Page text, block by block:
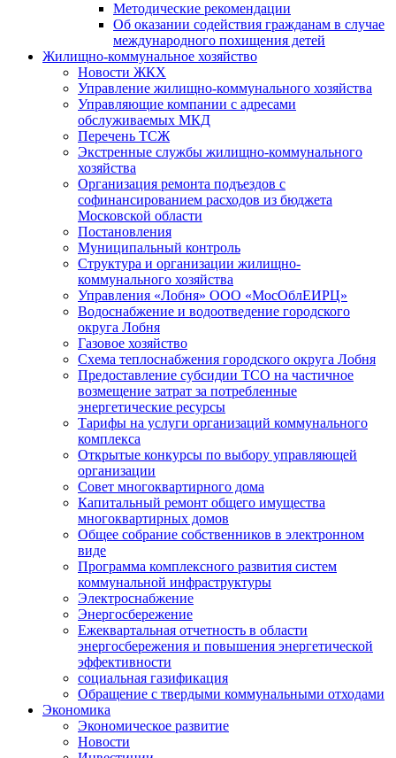
Методические рекомендации
Об оказании содействия гражданам в случае
международного похищения детей
Жилищно-коммунальное хозяйство
Новости ЖКХ
Управление жилищно-коммунального хозяйства
Управляющие компании с адресами
обслуживаемых МКД
Перечень ТСЖ
Экстренные службы жилищно-коммунального
хозяйства
Организация ремонта подъездов с
софинансированием расходов из бюджета
Московской области
Постановления
Муниципальный контроль
Структура и организации жилищно-
коммунального хозяйства
Управления «Лобня» ООО «МосОблЕИРЦ»
Водоснабжение и водоотведение городского
округа Лобня
Газовое хозяйство
Схема теплоснабжения городского округа Лобня
Предоставление субсидии ТСО на частичное
возмещение затрат за потребленные
энергетические ресурсы
Тарифы на услуги организаций коммунального
комплекса
Открытые конкурсы по выбору управляющей
организации
Совет многоквартирного дома
Капитальный ремонт общего имущества
многоквартирных домов
Общее собрание собственников в электронном
виде
Программа комплексного развития систем
коммунальной инфраструктуры
Электроснабжение
Энергосбережение
Ежеквартальная отчетность в области
энергосбережения и повышения энергетической
эффективности
социальная газификация
Обращение с твердыми коммунальными отходами
Экономика
Экономическое развитие
Новости